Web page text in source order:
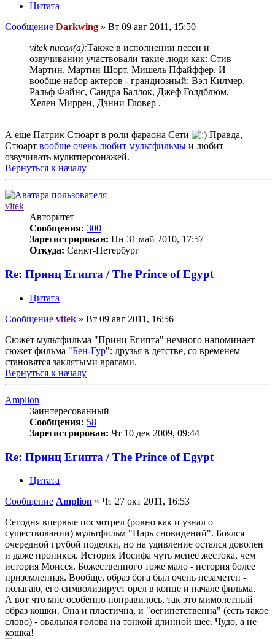
Цитата
Сообщение Darkwing » Вт 09 авг 2011, 15:50
vitek писал(а):Также в исполнении песен и
озвучивании участвовали такие люди как: Стив
Мартин, Мартин Шорт, Мишель Пфайффер. И
вообще набор актеров - грандиозный: Вэл Килмер,
Ральф Файнс, Cандра Баллок, Джеф Голдблюм,
Хелен Миррен, Дэнни Гловер .
А еще Патрик Стюарт в роли фараона Сети
Правда,
Стюарт вообще очень любит мультфильмы и любит
озвучивать мультперсонажей.
Вернуться к началу
vitek
Авторитет
Сообщения: 300
Зарегистрирован: Пн 31 май 2010, 17:57
Откуда: Санкт-Петербург
Re: Принц Египта / The Prince of Egypt
Цитата
Сообщение vitek » Вт 09 авг 2011, 16:56
Сюжет мультфильма "Принц Египта" немного напоминает
сюжет фильма "Бен-Гур": друзья в детстве, со временем
становятся заклятыми врагами.
Вернуться к началу
Amplion
Заинтересованный
Сообщения: 58
Зарегистрирован: Чт 10 дек 2009, 09:44
Re: Принц Египта / The Prince of Egypt
Цитата
Сообщение Amplion » Чт 27 окт 2011, 16:53
Сегодня впервые посмотрел (ровно как и узнал о
существовании) мультфильм "Царь сновидений". Боялся
очередной грубой поделки, но на удивление остался доволен
и даже проникся. История Иосифа чуть менее жестока, чем
история Моисея. Божественного тоже мало - история более
приземленная. Вообще, образ бога был очень незаметен -
полагаю, его символизирует орел в конце и начале фильма.
А вот что мне особенно понравилось, так это мимолетный
образ кошки. Она и пластична, и "оегипетственна" (есть такое
слово) - овальная голова на тонкой длинной шее. Чудо, а не
кошка!